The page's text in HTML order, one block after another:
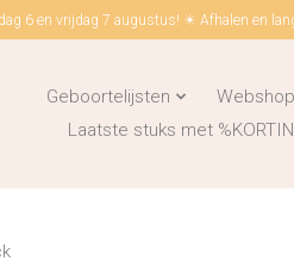
6 en vrijdag 7 augustus! ☀ Afhalen en
Geboortelijsten Webshop
Laatste stuks met